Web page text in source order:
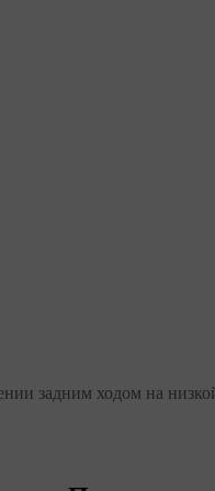
задним ходом на